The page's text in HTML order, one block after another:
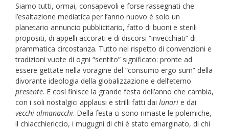
Siamo tutti, ormai, consapevoli e forse rassegnati che
l’esaltazione mediatica per l’anno nuovo è solo un
planetario annuncio pubblicitario, fatto di buoni e sterili
propositi, di appelli accorati e di discorsi “invecchiati” di
prammatica circostanza. Tutto nel rispetto di convenzioni e
tradizioni vuote di ogni “sentito” significato: pronte ad
essere gettate nella voragine del “consumo ergo sum” della
divorante ideologia della globalizzazione e dell’eterno
presente. E così finisce la grande festa dell’anno che cambia,
con i soli nostalgici applausi e strilli fatti dai lunari e dai
vecchi almanacchi. Della festa ci sono rimaste le polemiche,
il chiacchiericcio, i mugugni di chi è stato emarginato, di chi